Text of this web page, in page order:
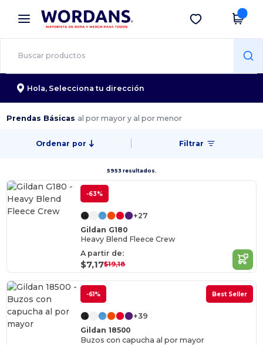
× App de Wordans
¡Mejores precios en app!
Descargar app
Hola, Selecciona tu dirección
Prendas Básicas al por mayor y al por menor
Ordenar por Filtrar
5953 resultados.
-63%
+27
Gildan G180
Heavy Blend Fleece Crew
A partir de:
$7,17$19,18
-61% Best Seller
+39
Gildan 18500
Buzos con capucha al por mayor